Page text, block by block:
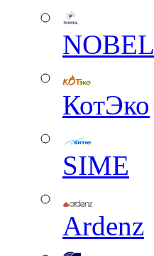
NOBEL
КотЭко
SIME
Ardenz